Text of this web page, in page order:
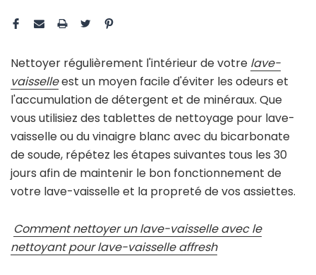
Nettoyer régulièrement l'intérieur de votre lave-
vaisselleest un moyen facile d'éviter les odeurs et
l'accumulation de détergent et de minéraux. Que
vous utilisiez des tablettes de nettoyage pour lave-
vaisselle ou du vinaigre blanc avec du bicarbonate
de soude, répétez les étapes suivantes tous les 30
jours afin de maintenir le bon fonctionnement de
votre lave-vaisselle et la propreté de vos assiettes.
Comment nettoyer un lave-vaisselle avec le
nettoyant pour lave-vaisselle affresh